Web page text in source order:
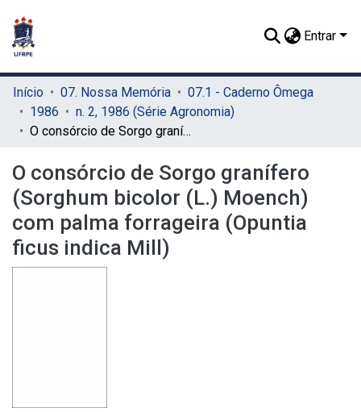
Entrar
Início 07. Nossa Memória
07.1 - Caderno Ômega
1986
n. 2, 1986 (Série Agronomia)
O consórcio de Sorgo granífero (Sorghum bicolor (L.) Moench) com palma forrageira (Opuntia ficus indica Mill)
O consórcio de Sorgo granífero
(Sorghum bicolor (L.) Moench)
com palma forrageira (Opuntia
ficus indica Mill)